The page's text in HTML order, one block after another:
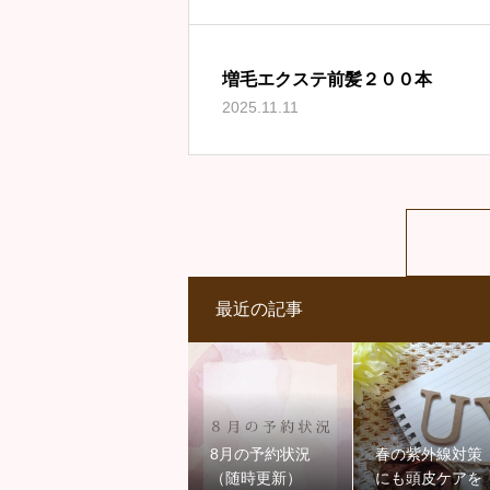
増毛エクステ前髪２００本
2025.11.11
最近の記事
8月の予約状況
（随時更新）
春の紫外線対策
にも頭皮ケアを